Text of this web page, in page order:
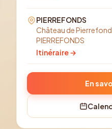
PIERREFONDS
Château de
PIERREFONDS
Itinéraire →
En